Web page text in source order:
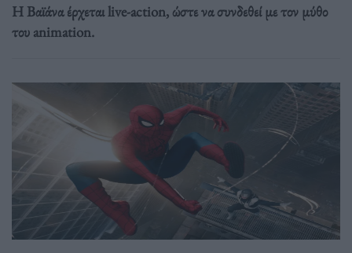
Η Βαϊάνα έρχεται live-action, ώστε να συνδεθεί με τον μύθο
του animation.